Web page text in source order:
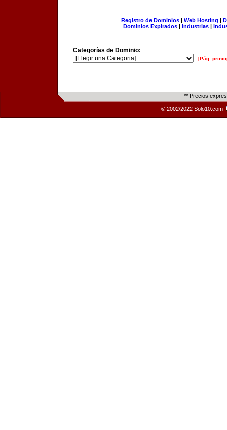
Registro de Dominios| Web Hosting |
Dominios Expirados | Industrias |
Categorías de Dominio:
[Pág.
** Precios
© 2002/2022 Solo10.com